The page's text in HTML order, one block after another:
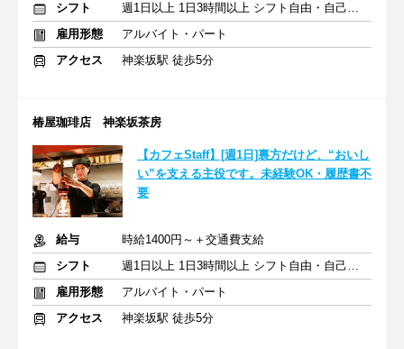
シフト
週1日以上 1日3時間以上 シフト自由・自己申告
雇用形態
アルバイト・パート
アクセス
神楽坂駅 徒歩5分
椿屋珈琲店 神楽坂茶房
【カフェStaff】[週1日]裏方だけど、“おいし
い”を支える主役です。未経験OK・履歴書不
要
給与
時給1400円～＋交通費支給
シフト
週1日以上 1日3時間以上 シフト自由・自己申告
雇用形態
アルバイト・パート
アクセス
神楽坂駅 徒歩5分